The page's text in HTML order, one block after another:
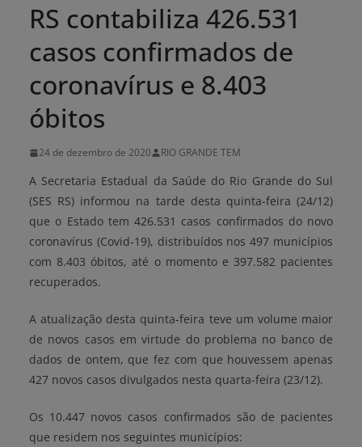
RS contabiliza 426.531
casos confirmados de
coronavírus e 8.403
óbitos
24 de dezembro de 2020 RIO GRANDE TEM
A Secretaria Estadual da Saúde do Rio Grande do Sul
(SES RS) informou na tarde desta quinta-feira (24/12)
que o Estado tem 426.531 casos confirmados do novo
coronavírus (Covid-19), distribuídos nos 497 municípios
com 8.403 óbitos, até o momento e 397.582 pacientes
recuperados.
A atualização desta quinta-feira teve um volume maior
de novos casos em virtude do problema no banco de
dados de ontem, que fez com que houvessem apenas
427 novos casos divulgados nesta quarta-feira (23/12).
Os 10.447 novos casos confirmados são de pacientes
que residem nos seguintes municípios: